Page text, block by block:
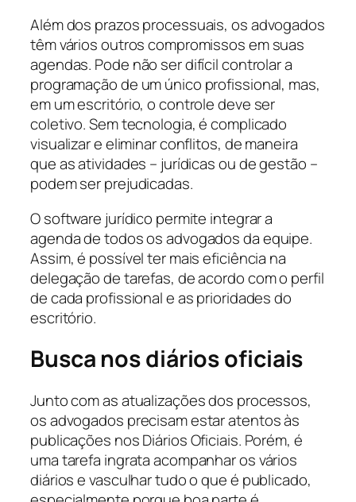
Além dos prazos processuais, os advogados
têm vários outros compromissos em suas
agendas. Pode não ser difícil controlar a
programação de um único profissional, mas,
em um escritório, o controle deve ser
coletivo. Sem tecnologia, é complicado
visualizar e eliminar conflitos, de maneira
que as atividades – jurídicas ou de gestão –
podem ser prejudicadas.
O software jurídico permite integrar a
agenda de todos os advogados da equipe.
Assim, é possível ter mais eficiência na
delegação de tarefas, de acordo com o perfil
de cada profissional e as prioridades do
escritório.
Busca nos diários oficiais
Junto com as atualizações dos processos,
os advogados precisam estar atentos às
publicações nos Diários Oficiais. Porém, é
uma tarefa ingrata acompanhar os vários
diários e vasculhar tudo o que é publicado,